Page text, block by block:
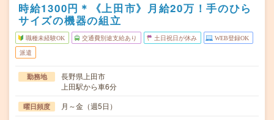
時給1300円＊《上田市》月給20万！手のひら
サイズの機器の組立
職種未経験OK 交通費別途支給あり 土日祝日が休み WEB登録OK
派遣
勤務地
長野県上田市
上田駅から車6分
曜日頻度 月～金（週5日）